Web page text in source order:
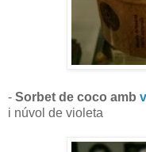
- Sorbet de coco amb
i núvol de violeta